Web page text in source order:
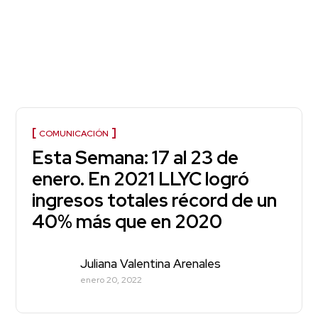
COMUNICACIÓN
Esta Semana: 17 al 23 de
enero. En 2021 LLYC logró
ingresos totales récord de un
40% más que en 2020
Juliana Valentina Arenales
enero 20, 2022